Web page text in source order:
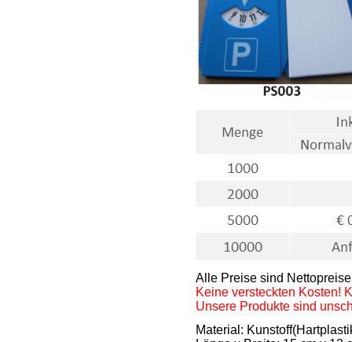
Alle Preise sind Nettopreise
Keine versteckten Kosten!
Unsere Produkte sind
Material: